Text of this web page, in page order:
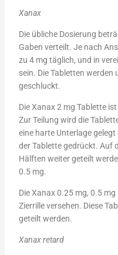
Xanax
Die übliche Dosierung
Gaben verteilt. Je nach
zu 4 mg täglich, und in
sein. Die Tabletten
geschluckt.
Die Xanax 2 mg Tablette
Zur Teilung wird die
eine harte Unterlage
der Tablette gedrückt. Auf
Hälften weiter geteilt
0.5 mg.
Die Xanax 0.25 mg, 0.5
Zierrille versehen. Diese
geteilt werden.
Xanax retard